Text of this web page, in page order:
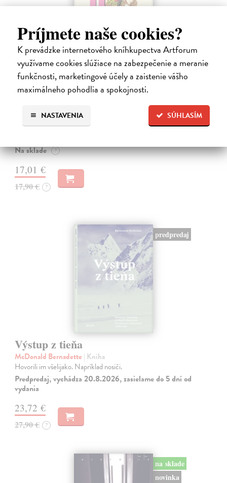
Príjmete naše cookies?
K prevádzke internetového kníhkupectva Artforum
využívame cookies slúžiace na zabezpečenie a meranie
funkčnosti, marketingové účely a zaistenie vášho
maximálneho pohodlia a spokojnosti.
SÚHLASÍM
NASTAVENIA
10 omylov, ktoré zmenili dejiny
| Kniha
Všetci robíme chyby, no len málokto svojím prešľapom zmení chod
dejín. Kniha 10 omylov, ktoré zmenili dejiny prináša vtipný a
osviežujúci výber neúmyselných pochybení, ktorým sa to podarilo –
Na sklade ?
17,01 €
17,90 € ?
predpredaj
Výstup z tieňa
McDonald Bernadette | Kniha
Hovorili im všelijako. Napríklad nosiči.
Predpredaj, vychádza 20.8.2026, zasielame do 5 dní od
vydania
23,72 €
27,90 € ?
na sklade
novinka